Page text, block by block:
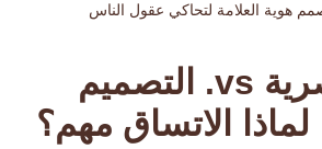
هوية العلامة لتحاكي عقول الناس
الهوية البصرية vs. التصميم
الاتساق مهم؟